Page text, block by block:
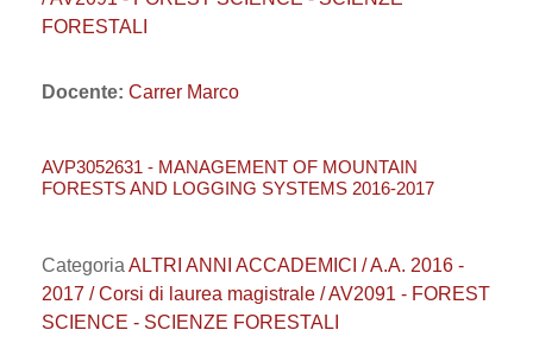
FORESTALI
Docente: Carrer Marco
AVP3052631 - MANAGEMENT OF MOUNTAIN
FORESTS AND LOGGING SYSTEMS 2016-2017
Categoria ALTRI ANNI ACCADEMICI / A.A. 2016 -
2017 / Corsi di laurea magistrale / AV2091 - FOREST
SCIENCE - SCIENZE FORESTALI